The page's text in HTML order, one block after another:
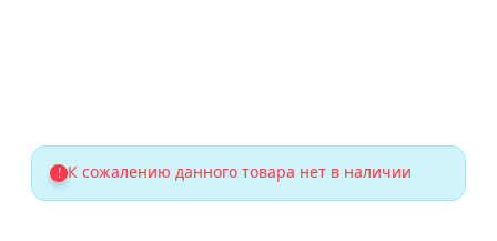
! К сожалению данного товара нет в наличии